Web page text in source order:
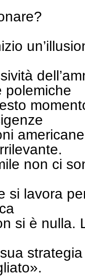
polemiche
non ci
si lavora
si è nulla.